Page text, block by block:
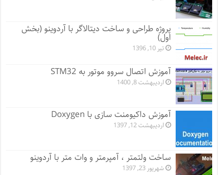
پروژه طراحی و ساخت دیتالاگر با آردوینو (بخش
اول)
تیر 10, 1396
آموزش اتصال سروو موتور به STM32
اردیبهشت 8, 1400
آموزش داکیومنت سازی با Doxygen
اردیبهشت 12, 1397
ساخت ولتمتر ، آمپرمتر و وات متر با آردوینو
شهریور 23, 1397